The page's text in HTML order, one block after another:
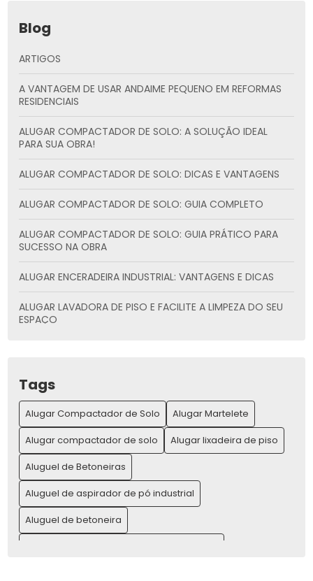
Blog
ARTIGOS
A VANTAGEM DE USAR ANDAIME PEQUENO EM REFORMAS
RESIDENCIAIS
ALUGAR COMPACTADOR DE SOLO: A SOLUÇÃO IDEAL
PARA SUA OBRA!
ALUGAR COMPACTADOR DE SOLO: DICAS E VANTAGENS
ALUGAR COMPACTADOR DE SOLO: GUIA COMPLETO
ALUGAR COMPACTADOR DE SOLO: GUIA PRÁTICO PARA
SUCESSO NA OBRA
ALUGAR ENCERADEIRA INDUSTRIAL: VANTAGENS E DICAS
ALUGAR LAVADORA DE PISO E FACILITE A LIMPEZA DO SEU
ESPAÇO
ALUGAR MÁQUINAS PARA CONSTRUÇÃO E AUMENTAR SUA
PRODUTIVIDADE
ALUGAR MÁQUINAS PARA CONSTRUÇÃO E AUMENTE SUA
PRODUTIVIDADE
ALUGAR MARTELETE: A MELHOR OPÇÃO PARA SUA OBRA
ALUGAR MARTELETE: GUIA COMPLETO PARA LOCAÇÃO E
VANTAGENS
ALUGAR MARTELETE: O GUIA COMPLETO PARA SUA OBRA
Tags
Alugar Compactador de Solo
Alugar Martelete
Alugar compactador de solo
Alugar lixadeira de piso
Aluguel de Betoneiras
Aluguel de aspirador de pó industrial
Aluguel de betoneira